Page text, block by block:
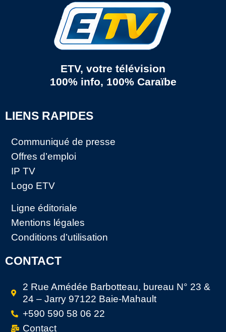
ETV, votre télévision
100% info, 100% Caraïbe
LIENS RAPIDES
Communiqué de presse
Offres d’emploi
IP TV
Logo ETV
Ligne éditoriale
Mentions légales
Conditions d’utilisation
CONTACT
2 Rue Amédée Barbotteau, bureau N° 23 &
24 – Jarry 97122 Baie-Mahault
+590 590 58 06 22
Contact